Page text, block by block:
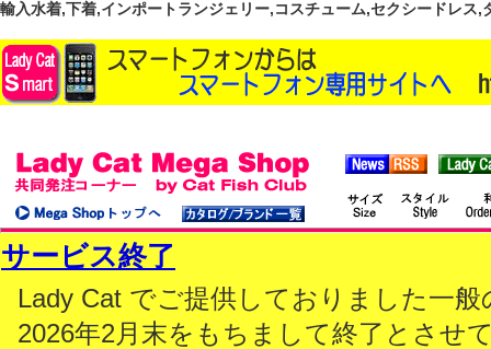
輸入水着,下着,インポートランジェリー,コスチューム,セクシードレス
サービス終了
Lady Cat でご提供しておりました一
2026年2月末をもちまして終了とさせ